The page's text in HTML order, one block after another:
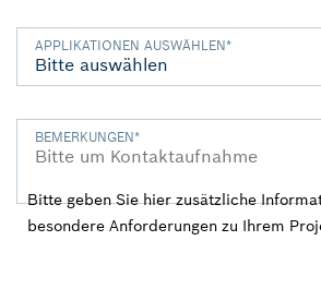
APPLIKATIONEN AUSWÄHLEN*
BEMERKUNGEN*
Bitte geben Sie hier zusätzliche
besondere Anforderungen zu Ihrem